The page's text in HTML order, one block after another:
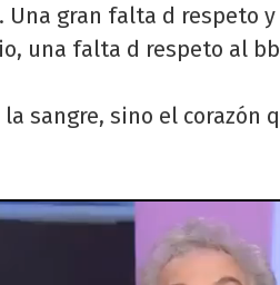
Una gran falta d respeto
una falta d respeto al bb
sangre, sino el corazón